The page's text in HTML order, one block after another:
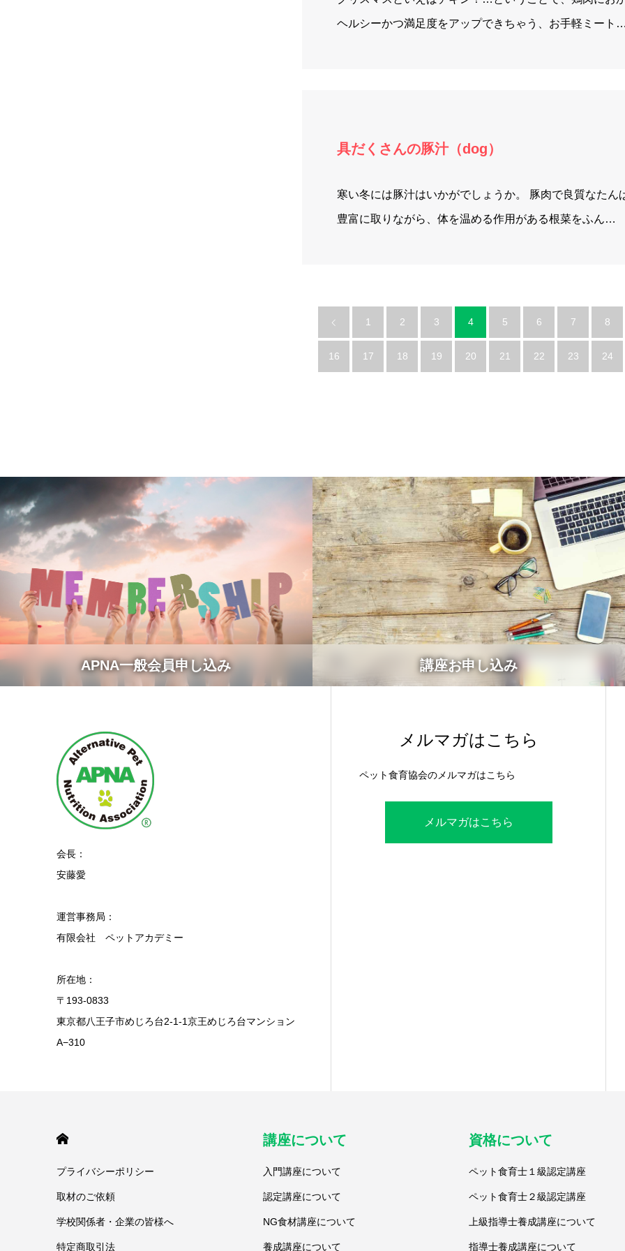
ヘルシーかつ満足度をアップできちゃう、お手軽ミート
具だくさんの豚汁（dog）
寒い冬には豚汁はいかがでしょうか。 豚肉で良質なたん
豊富に取りながら、体を温める作用がある根菜をふん…
1 2 3 4 5 6 7 8
16 17 18 19 20 21 22 23 24
APNA一般会員申し込み 講座お申し込み
会長：
安藤愛
運営事務局：
有限会社 ペットアカデミー
所在地：
〒193-0833
東京都八王子市めじろ台2-1-1京王めじろ台マンション
A−310
メルマガはこちら
ペット食育協会のメルマガはこちら
メルマガはこちら
プライバシーポリシー
取材のご依頼
学校関係者・企業の皆様へ
特定商取引法
講座について
入門講座について
認定講座について
NG食材講座について
養成講座について
資格について
ペット食育士１級認定講座
ペット食育士２級認定講座
上級指導士養成講座について
指導士養成講座について